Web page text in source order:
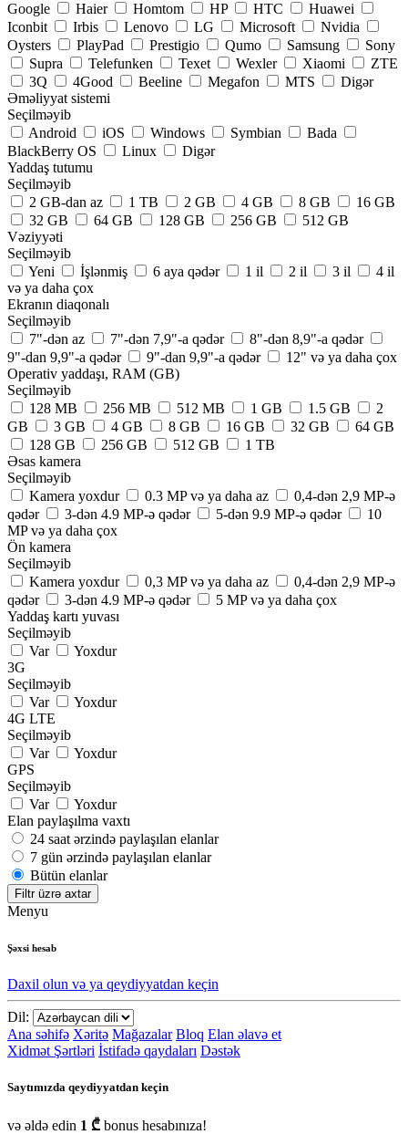
Google
Haier Homtom HP HTC
Huawei
Iconbit
Irbis Lenovo LG Microsoft
Nvidia
Oysters
PlayPad Prestigio Qumo Samsung
Sony
Supra
Telefunken Texet Wexler Xiaomi
ZTE
3Q
4Good Beeline Megafon MTS
Digər
Əməliyyat sistemi
Seçilməyib
Android
iOS Windows Symbian
Bada
BlackBerry OS
Linux
Digər
Yaddaş tutumu
Seçilməyib
2 GB-dan az
1 TB 2 GB 4 GB 8 GB
16 GB
32 GB
64 GB 128 GB 256 GB
512 GB
Vəziyyəti
Seçilməyib
Yeni
İşlənmiş 6 aya qədər 1 il 2 il 3 il
4 il
və ya daha çox
Ekranın diaqonalı
Seçilməyib
7"-dən az
7"-dən 7,9"-a qədər
8"-dən 8,9"-a qədər
9"-dan 9,9"-a qədər
9"-dan 9,9"-a qədər
12" və ya daha çox
Operativ yaddaşı, RAM (GB)
Seçilməyib
128 MB
256 MB 512 MB 1 GB 1.5 GB
2
GB
3 GB 4 GB 8 GB 16 GB 32 GB
64 GB
128 GB
256 GB 512 GB
1 TB
Əsas kamera
Seçilməyib
Kamera yoxdur
0.3 MP və ya daha az
0,4-dən 2,9 MP-ə
qədər
3-dən 4.9 MP-ə qədər 5-dən 9.9 MP-ə qədər
10
MP və ya daha çox
Ön kamera
Seçilməyib
Kamera yoxdur
0,3 MP və ya daha az
0,4-dən 2,9 MP-ə
qədər
3-dən 4.9 MP-ə qədər
5 MP və ya daha çox
Yaddaş kartı yuvası
Seçilməyib
Var
Yoxdur
3G
Seçilməyib
Var
Yoxdur
4G LTE
Seçilməyib
Var
Yoxdur
GPS
Seçilməyib
Var
Yoxdur
Elan paylaşılma vaxtı
24 saat ərzində paylaşılan elanlar
7 gün ərzində paylaşılan elanlar
Bütün elanlar
Filtr üzrə axtar
Menyu
Şəxsi hesab
Daxil olun və ya qeydiyyatdan keçin
Dil:
Ana səhifə Xəritə Mağazalar Bloq Elan əlavə et
Xidmət Şərtləri İstifadə qaydaları Dəstək
Saytımızda qeydiyyatdan keçin
və əldə edin 1 ₾ bonus hesabınıza!